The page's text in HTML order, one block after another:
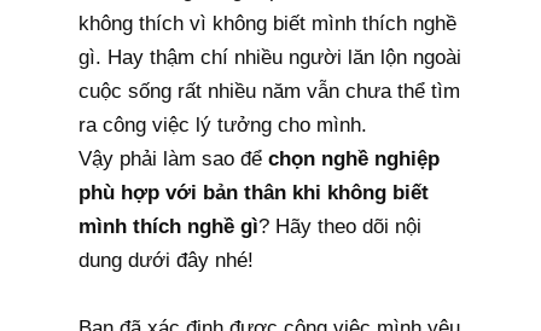
không thích vì không biết mình thích nghề
gì. Hay thậm chí nhiều người lăn lộn ngoài
cuộc sống rất nhiều năm vẫn chưa thể tìm
ra công việc lý tưởng cho mình.
Vậy phải làm sao đểchọn nghề nghiệp
phù hợp với bản thân khi không biết
mình thích nghề gì? Hãy theo dõi nội
dung dưới đây nhé!